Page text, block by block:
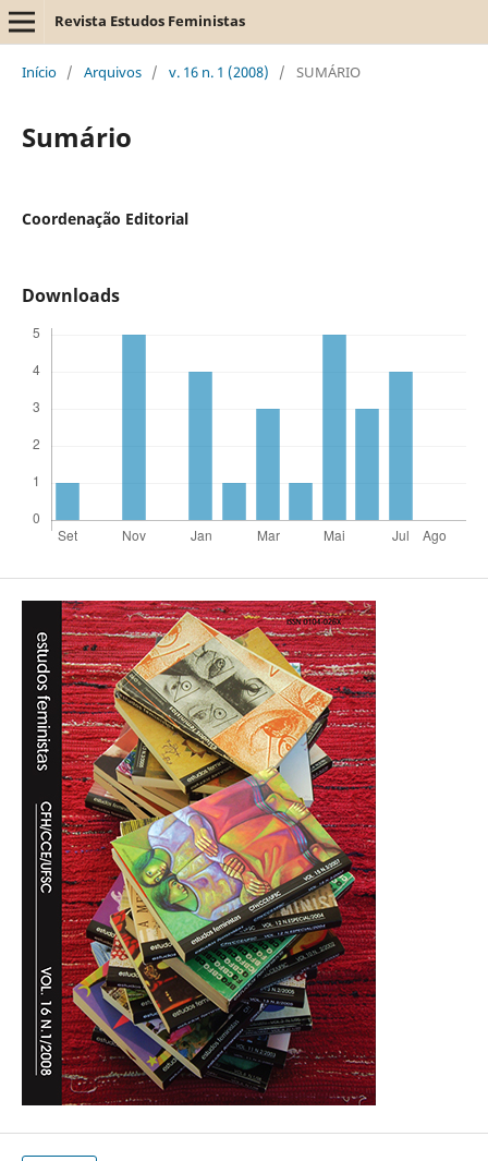
Revista Estudos Feministas
Início / Arquivos / v. 16 n. 1 (2008) / SUMÁRIO
Sumário
Coordenação Editorial
Downloads